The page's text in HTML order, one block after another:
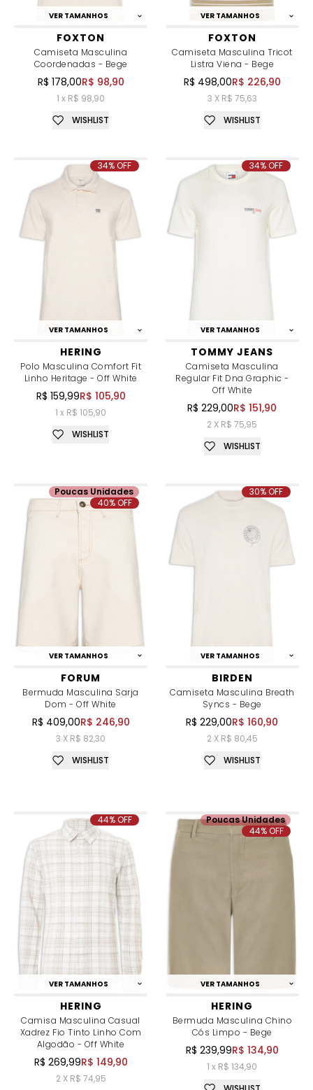
VER TAMANHOS
FOXTON
Camiseta Masculina
Coordenadas - Bege
R$ 178,00R$ 98,90
1 x R$ 98,90
WISHLIST
VER TAMANHOS
FOXTON
Camiseta Masculina Tricot
Listra Viena - Bege
R$ 498,00R$ 226,90
3 X R$ 75,63
WISHLIST
VER TAMANHOS
HERING
Polo Masculina Comfort Fit
Linho Heritage - Off White
R$ 159,99R$ 105,90
1 x R$ 105,90
34% OFF
WISHLIST
VER TAMANHOS
TOMMY JEANS
Camiseta Masculina
Regular Fit Dna Graphic -
Off White
R$ 229,00R$ 151,90
2 X R$ 75,95
34% OFF
WISHLIST
VER TAMANHOS
FORUM
Bermuda Masculina Sarja
Dom - Off White
R$ 409,00R$ 246,90
3 X R$ 82,30
Poucas Unidades
40% OFF
WISHLIST
VER TAMANHOS
BIRDEN
Camiseta Masculina Breath
Syncs - Bege
R$ 229,00R$ 160,90
2 X R$ 80,45
30% OFF
WISHLIST
VER TAMANHOS
HERING
Camisa Masculina Casual
Xadrez Fio Tinto Linho Com
Algodão - Off White
R$ 269,99R$ 149,90
2 X R$ 74,95
44% OFF
VER TAMANHOS
HERING
Bermuda Masculina Chino
Cós Limpo - Bege
R$ 239,99R$ 134,90
1 x R$ 134,90
Poucas Unidades
44% OFF